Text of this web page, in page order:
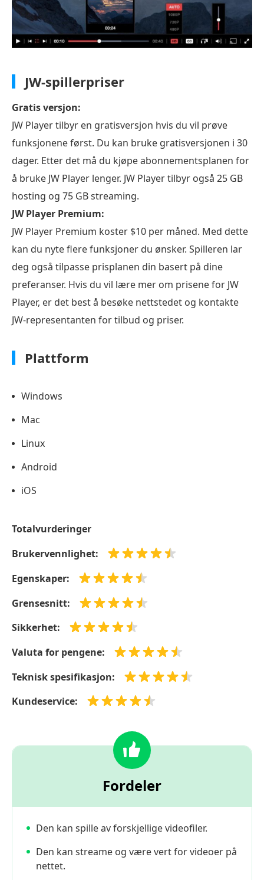
JW-spillerpriser
Gratis versjon:
JW Player tilbyr en gratisversjon hvis du vil prøve
funksjonene først. Du kan bruke gratisversjonen i 30
dager. Etter det må du kjøpe abonnementsplanen for
å bruke JW Player lenger. JW Player tilbyr også 25 GB
hosting og 75 GB streaming.
JW Player Premium:
JW Player Premium koster $10 per måned. Med dette
kan du nyte flere funksjoner du ønsker. Spilleren lar
deg også tilpasse prisplanen din basert på dine
preferanser. Hvis du vil lære mer om prisene for JW
Player, er det best å besøke nettstedet og kontakte
JW-representanten for tilbud og priser.
Plattform
Windows
Mac
Linux
Android
iOS
Totalvurderinger
Brukervennlighet:
Egenskaper:
Grensesnitt:
Sikkerhet:
Valuta for pengene:
Teknisk spesifikasjon:
Kundeservice:
Fordeler
Den kan spille av forskjellige videofiler.
Den kan streame og være vert for videoer på
nettet.